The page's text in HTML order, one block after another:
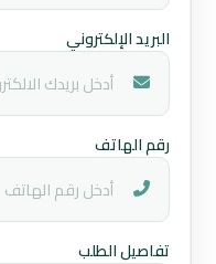
البريد الإلكتروني
رقم الهاتف
تفاصيل الطلب